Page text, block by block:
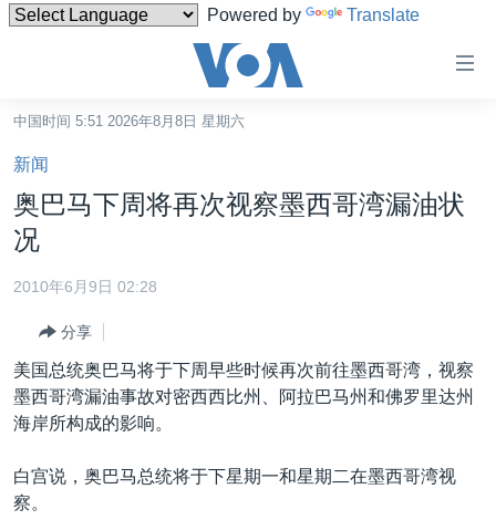
Powered by Translate
碍
链
接
跳
转
内
转
到
导
跳
转
中国
国际
最新国际新闻
印太
中东
欧洲
分类新闻
经济·金融·贸易
人权·法律·宗教
科教·文娱·体健
美中关系
热点专题
白宫要闻
VOA视频
中国时间 5:51 2026年8月8日 星期六
新闻
奥巴马下周将再次视察墨西哥湾漏油状
况
2010年6月9日 02:28
分享
美国总统奥巴马将于下周早些时候再次前往墨西哥湾，视察
墨西哥湾漏油事故对密西西比州、阿拉巴马州和佛罗里达州
海岸所构成的影响。
白宫说，奥巴马总统将于下星期一和星期二在墨西哥湾视
察。